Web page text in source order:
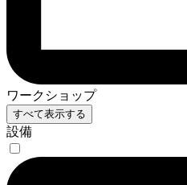
ワークショップ
すべて表示する
設備